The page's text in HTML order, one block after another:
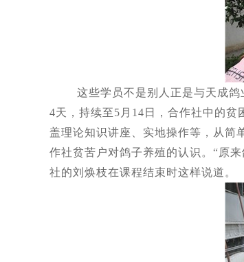
这些学员不是别人正是与天成鸽业
4天，持续至5月14日，合作社中的
盖理论知识讲座、实地操作等，从简
作社贫苦户对鸽子养殖的认识。“原
社的刘焕枝在课程结束时这样说道。